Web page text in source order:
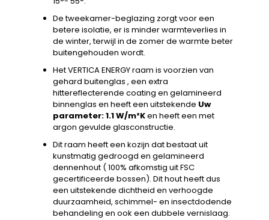
De tweekamer-beglazing zorgt voor een
betere isolatie, er is minder warmteverlies in
de winter, terwijl in de zomer de warmte beter
buitengehouden wordt.
Het VERTICA ENERGY raam is voorzien van
gehard buitenglas , een extra
hittereflecterende coating en gelamineerd
binnenglas en heeft een uitstekende Uw
parameter: 1.1 W/m²Ken heeft een met
argon gevulde glasconstructie.
Dit raam heeft een kozijn dat bestaat uit
kunstmatig gedroogd en gelamineerd
dennenhout ( 100% afkomstig uit FSC
gecertificeerde bossen). Dit hout heeft dus
een uitstekende dichtheid en verhoogde
duurzaamheid, schimmel- en insectdodende
behandeling en ook een dubbele vernislaag.